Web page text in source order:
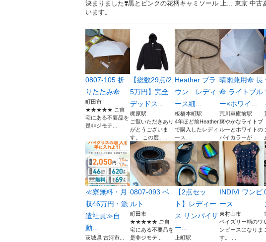
決まりました❣️黒とピンクの花柄キャミソール 上... 東京 中
います。
0807-105 折
りたたみ傘
町田市
★★★★★ ご自
宅にある不要品を
是非ジモテ...
【総数29点/2.
5万円】完全
デッドス...
梶原駅
ご覧いただきあり
がとうございま
す。 この度、...
Heather ブラ
ウン レディ
ース細...
板橋本町駅
4年ほど前Heather
で購入したレディ
ース...
晴雨兼用傘 長
傘 ライトブル
ー×ホワイ...
荒川車庫前駅
爽やかなライトブ
ルーとホワイトの
バイカラーが...
≪寮無料・月
収46万円・派
遣社員≫自
動...
茨城県 古河市...
0807-093 ベ
ルト
町田市
★★★★★ ご自
宅にある不要品を
是非ジモテ...
【2点セッ
ト】レディー
ス サンバイザ
ー...
上町駅
INDIVI ワンピ
ース
東村山市
ペイズリー柄のワ
ンピースになりま
す。 ...